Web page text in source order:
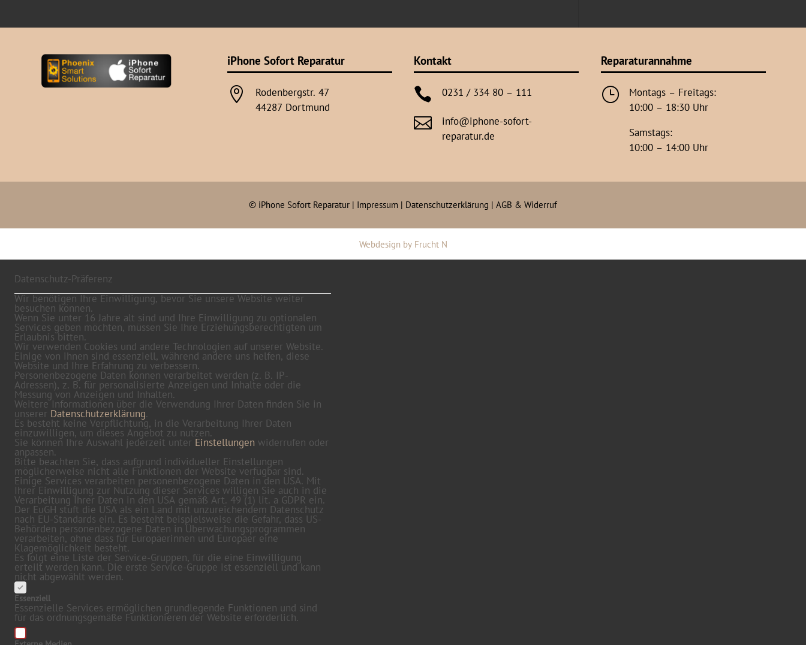
iPhone Sofort Reparatur

Rodenbergstr. 47
44287 Dortmund
Kontakt
 0231 / 334 80 – 111

info@iphone-sofort-
reparatur.de
Reparaturannahme
}
Montags – Freitags:
10:00 – 18:30 Uhr
Samstags:
10:00 – 14:00 Uhr
© iPhone Sofort Reparatur | Impressum | Datenschutzerklärung | AGB & Widerruf
Webdesign by Frucht N
Datenschutz-Präferenz
Wir benötigen Ihre Einwilligung, bevor Sie unsere Website weiter
besuchen können.
Wenn Sie unter 16 Jahre alt sind und Ihre Einwilligung zu optionalen
Services geben möchten, müssen Sie Ihre Erziehungsberechtigten um
Erlaubnis bitten.
Wir verwenden Cookies und andere Technologien auf unserer Website.
Einige von ihnen sind essenziell, während andere uns helfen, diese
Website und Ihre Erfahrung zu verbessern.
Personenbezogene Daten können verarbeitet werden (z. B. IP-
Adressen), z. B. für personalisierte Anzeigen und Inhalte oder die
Messung von Anzeigen und Inhalten.
Weitere Informationen über die Verwendung Ihrer Daten finden Sie in
unserer Datenschutzerklärung.
Es besteht keine Verpflichtung, in die Verarbeitung Ihrer Daten
einzuwilligen, um dieses Angebot zu nutzen.
Sie können Ihre Auswahl jederzeit unter Einstellungen widerrufen oder
anpassen.
Bitte beachten Sie, dass aufgrund individueller Einstellungen
möglicherweise nicht alle Funktionen der Website verfügbar sind.
Einige Services verarbeiten personenbezogene Daten in den USA. Mit
Ihrer Einwilligung zur Nutzung dieser Services willigen Sie auch in die
Verarbeitung Ihrer Daten in den USA gemäß Art. 49 (1) lit. a GDPR ein.
Der EuGH stuft die USA als ein Land mit unzureichendem Datenschutz
nach EU-Standards ein. Es besteht beispielsweise die Gefahr, dass US-
Behörden personenbezogene Daten in Überwachungsprogrammen
verarbeiten, ohne dass für Europäerinnen und Europäer eine
Klagemöglichkeit besteht.
Es folgt eine Liste der Service-Gruppen, für die eine Einwilligung
erteilt werden kann. Die erste Service-Gruppe ist essenziell und kann
nicht abgewählt werden.
Essenziell
Essenzielle Services ermöglichen grundlegende Funktionen und sind
für das ordnungsgemäße Funktionieren der Website erforderlich.